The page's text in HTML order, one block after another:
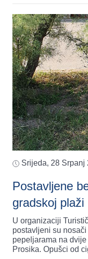
Srijeda, 28 Srpanj
Postavljene
gradskoj
U organizaciji
postavljeni su
pepeljarama na
Prosika. Opušci od